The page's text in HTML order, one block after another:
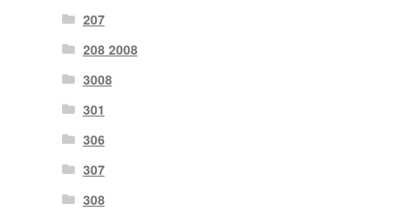
207
208 2008
3008
301
306
307
308